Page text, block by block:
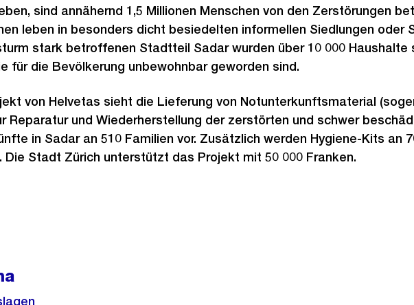
sind annähernd 1,5 Millionen Menschen von den Zerstörungen
leben in besonders dicht besiedelten informellen Siedlungen oder
stark betroffenen Stadtteil Sadar wurden über 10 000 Haushalte
für die Bevölkerung unbewohnbar geworden sind.
von Helvetas sieht die Lieferung von Notunterkunftsmaterial
Reparatur und Wiederherstellung der zerstörten und schwer
in Sadar an 510 Familien vor. Zusätzlich werden Hygiene-Kits an
Die Stadt Zürich unterstützt das Projekt mit 50 000 Franken.